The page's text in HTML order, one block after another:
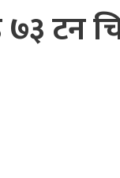
टन